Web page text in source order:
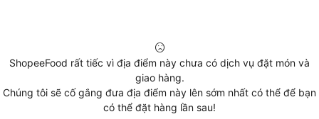
ShopeeFood rất tiếc vì địa điểm này chưa có dịch vụ đặt món và
giao hàng.
Chúng tôi sẽ cố gắng đưa địa điểm này lên sớm nhất có thể để bạn
có thể đặt hàng lần sau!